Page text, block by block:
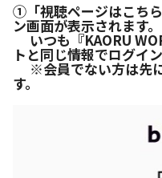
①「視聴ページはこち
ン画面が表示されます。
いつも『KAORU
トと同じ情報でログイ
※会員でない方は先
す。